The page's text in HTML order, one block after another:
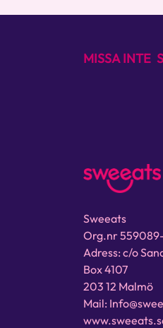
MISSA INTE
Sweeats
Org.nr
Adress: c/o
Box 4107
203 12 Malmö
Mail: